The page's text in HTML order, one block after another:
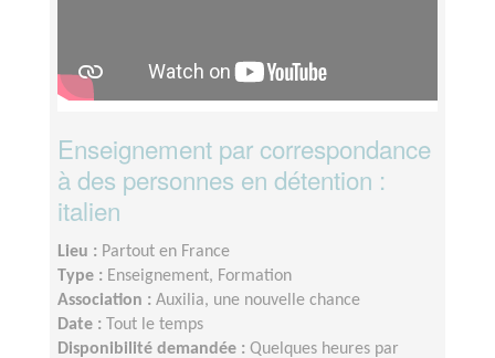
Enseignement par correspondance
à des personnes en détention :
italien
Lieu : Partout en France
Type : Enseignement, Formation
Association : Auxilia, une nouvelle chance
Date :
Tout le temps
Disponibilité demandée : Quelques heures par